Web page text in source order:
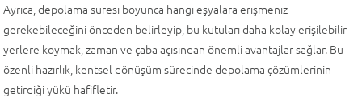
Ayrıca, depolama süresi boyunca hangi eşyalara erişmeniz
gerekebileceğini önceden belirleyip, bu kutuları daha kolay erişilebilir
yerlere koymak, zaman ve çaba açısından önemli avantajlar sağlar. Bu
özenli hazırlık, kentsel dönüşüm sürecinde depolama çözümlerinin
getirdiği yükü hafifletir.